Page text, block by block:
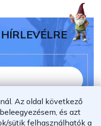
Az oldal következő
és azt
sütik felhasználhatók a
azadatvédelmi